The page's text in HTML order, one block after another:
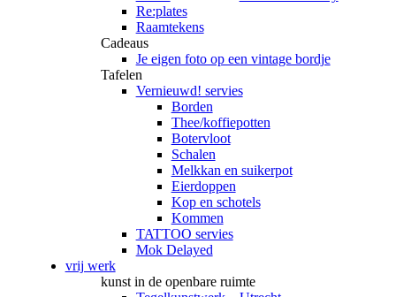
Re:plates
Raamtekens
Cadeaus
Je eigen foto op een vintage bordje
Tafelen
Vernieuwd! servies
Borden
Thee/koffiepotten
Botervloot
Schalen
Melkkan en suikerpot
Eierdoppen
Kop en schotels
Kommen
TATTOO servies
Mok Delayed
vrij werk
kunst in de openbare ruimte